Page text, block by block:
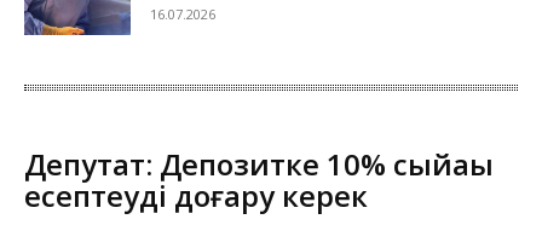
16.07.2026